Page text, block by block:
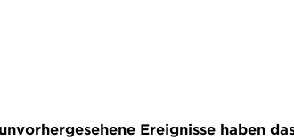
Ereignisse haben